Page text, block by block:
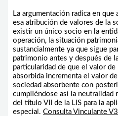
La argumentación radica en
esa atribución de valores de la
existir un único socio en la
operación, la situación
sustancialmente ya que sigue
patrimonio antes y después de
particularidad de que el valor
absorbida incrementa el valor
sociedad absorbente con
cumpliéndose así la neutralidad
del título VII de la LIS para la
especial. Consulta Vinculante